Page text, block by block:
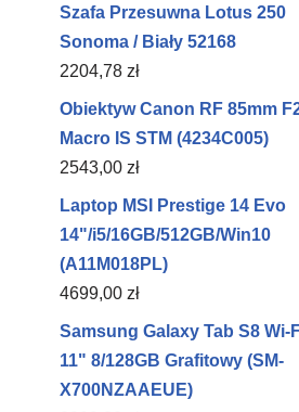
Szafa Przesuwna Lotus 250
Sonoma / Biały 52168
2204,78 zł
Obiektyw Canon RF 85mm
Macro IS STM (4234C005)
2543,00 zł
Laptop MSI Prestige 14 Evo
14"/i5/16GB/512GB/Win10
(A11M018PL)
4699,00 zł
Samsung Galaxy Tab S8 Wi-
11" 8/128GB Grafitowy (SM-
X700NZAAEUE)